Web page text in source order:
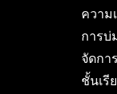
ความ
การบ่
จัดกา
ชั้นเรี